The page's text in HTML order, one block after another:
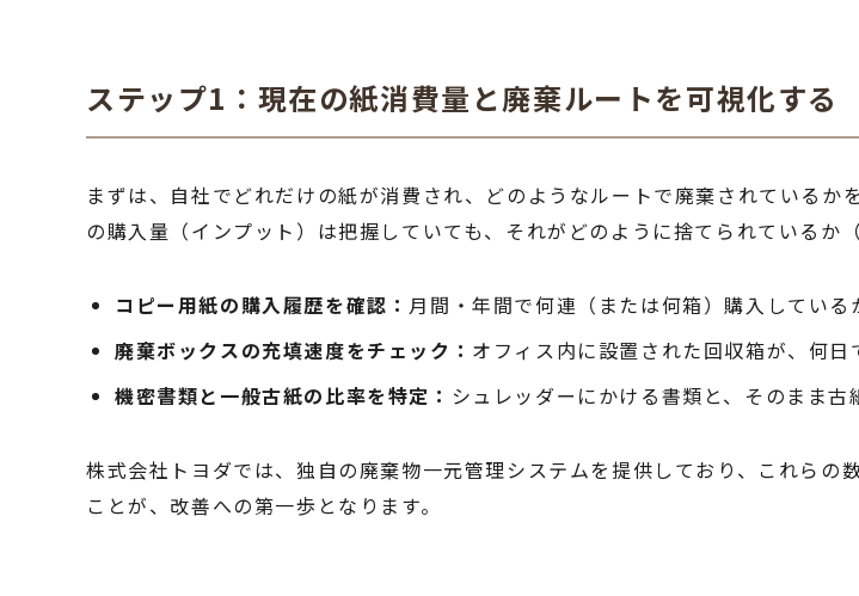
ステップ1：現在の紙消費量と廃棄ルートを可視化する
まずは、自社でどれだけの紙が消費され、どのようなルートで廃棄されている
の購入量（インプット）は把握していても、それがどのように捨てられているか
コピー用紙の購入履歴を確認： 月間・年間で何連（または何箱）購入している
廃棄ボックスの充填速度をチェック： オフィス内に設置された回収箱が、何日
機密書類と一般古紙の比率を特定： シュレッダーにかける書類と、そのまま古
株式会社トヨダでは、独自の廃棄物一元管理システムを提供しており、これら
ことが、改善への第一歩となります。